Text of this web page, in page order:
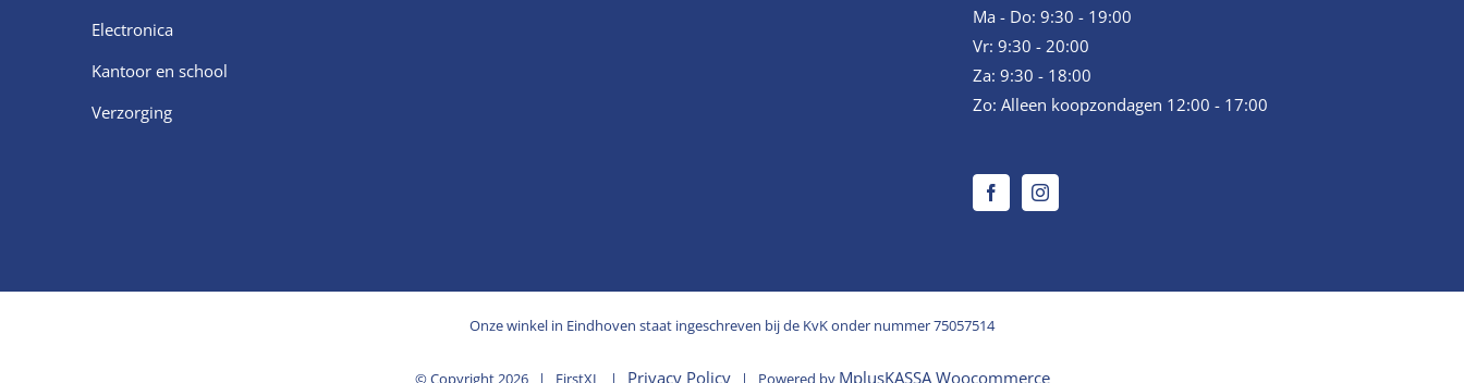
Electronica
Kantoor en school
Verzorging
Ma - Do: 9:30 - 19:00
Vr: 9:30 - 20:00
Za: 9:30 - 18:00
Zo: Alleen koopzondagen 12:00 - 17:00
Onze winkel in Eindhoven staat ingeschreven bij de KvK onder nummer 75057514
© Copyright 2026 | FirstXL | Privacy Policy| Powered by MplusKASSA Woocommerce